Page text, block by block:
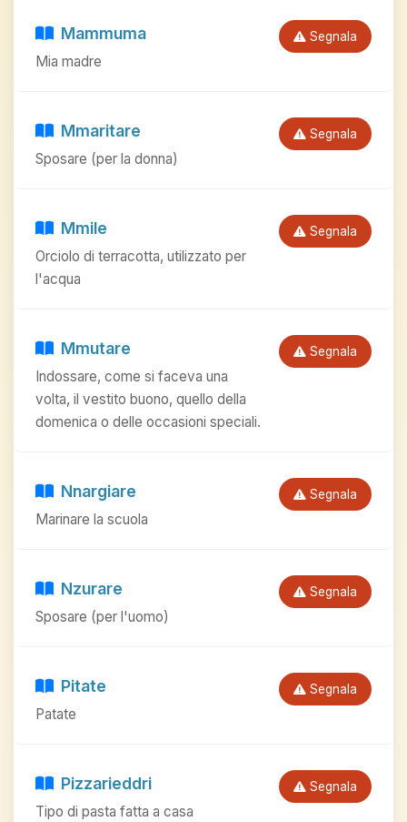
Mammuma
Mia madre
Segnala
Mmaritare
Sposare (per la donna)
Segnala
Mmile
Orciolo di terracotta, utilizzato per
l'acqua
Segnala
Mmutare
Indossare, come si faceva una
volta, il vestito buono, quello della
domenica o delle occasioni speciali.
Segnala
Nnargiare
Marinare la scuola
Segnala
Nzurare
Sposare (per l'uomo)
Segnala
Pitate
Patate
Segnala
Pizzarieddri
Tipo di pasta fatta a casa
Segnala